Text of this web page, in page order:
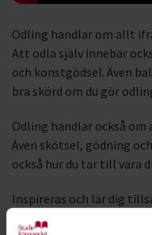
Odling handlar om allt
Att odla själv innebär
och konstgödsel. Även
bra skörd om du gör
Odling handlar också
Även skötsel, gödning
också hur du tar till vara
Inspireras och lär dig
roligt, rogivande och